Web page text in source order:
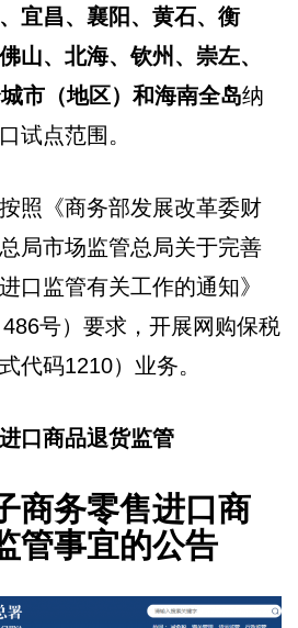
宜昌、襄阳、黄石、衡
山、北海、钦州、崇左、
市（地区）和海南全岛纳
试点范围。
照《商务部发展改革委财
局市场监管总局关于完善
口监管有关工作的通知》
486号）要求，开展网购保税
代码1210）业务。
口商品退货监管
商务零售进口商
管事宜的公告